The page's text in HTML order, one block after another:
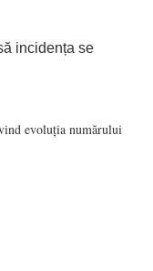
incidența se
evoluția numărului